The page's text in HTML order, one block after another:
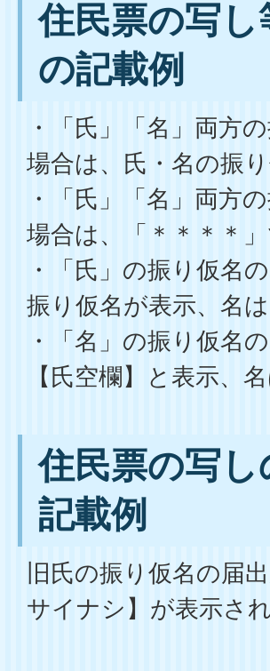
住民票の写
の記載例
・「氏」「名」両方
場合は、氏・名の振
・「氏」「名」両方
場合は、「＊＊＊＊」
・「氏」の振り仮
振り仮名が表示、名
・「名」の振り仮
【氏空欄】と表示、
住民票の写
記載例
旧氏の振り仮名の届
サイナシ】が表示され